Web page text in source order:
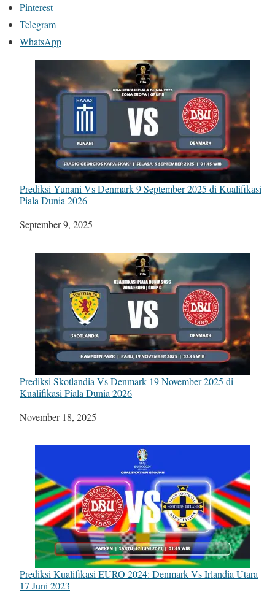
Pinterest
Telegram
WhatsApp
Prediksi Yunani Vs Denmark 9 September 2025 di Kualifikasi
Piala Dunia 2026
Tanggal
September 9, 2025
Prediksi Skotlandia Vs Denmark 19 November 2025 di
Kualifikasi Piala Dunia 2026
Tanggal
November 18, 2025
Prediksi Kualifikasi EURO 2024: Denmark Vs Irlandia Utara
17 Juni 2023